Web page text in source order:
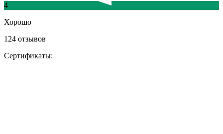
4
Хорошо
124 отзывов
Сертификаты: